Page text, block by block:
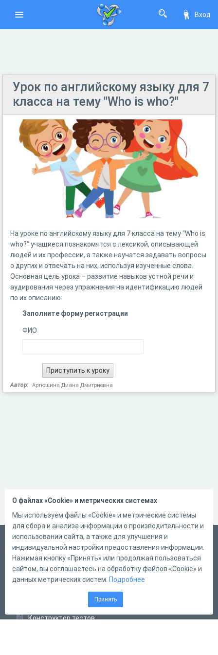
Вход
Урок по английскому языку для 7
класса на тему "Who is who?"
На уроке по английскому языку для 7 класса на тему "Who is
who?" учащиеся познакомятся с лексикой, описывающей
людей и их профессии, а также научатся задавать вопросы
о других и отвечать на них, используя изученные слова.
Основная цель урока – развитие навыков устной речи и
аудирования через упражнения на идентификацию людей
по их описанию.
Заполните форму регистрации
ФИО
Автор: Артюшина Диана Дмитриевна
Русский
Справка
Форма обратной связи
Конструктор тестов
О файлах «Cookie» и метрических системах
Мы используем файлы «Cookie» и метрические системы
для сбора и анализа информации о производительности и
использовании сайта, а также для улучшения и
индивидуальной настройки предоставления информации.
Нажимая кнопку «Принять» или продолжая пользоваться
сайтом, вы соглашаетесь на обработку файлов «Cookie» и
данных метрических систем. Подробнее
Принять